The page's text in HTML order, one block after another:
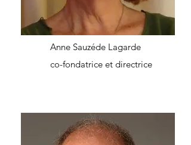
Anne Sauzéde Lagarde
co-fondatrice et directrice